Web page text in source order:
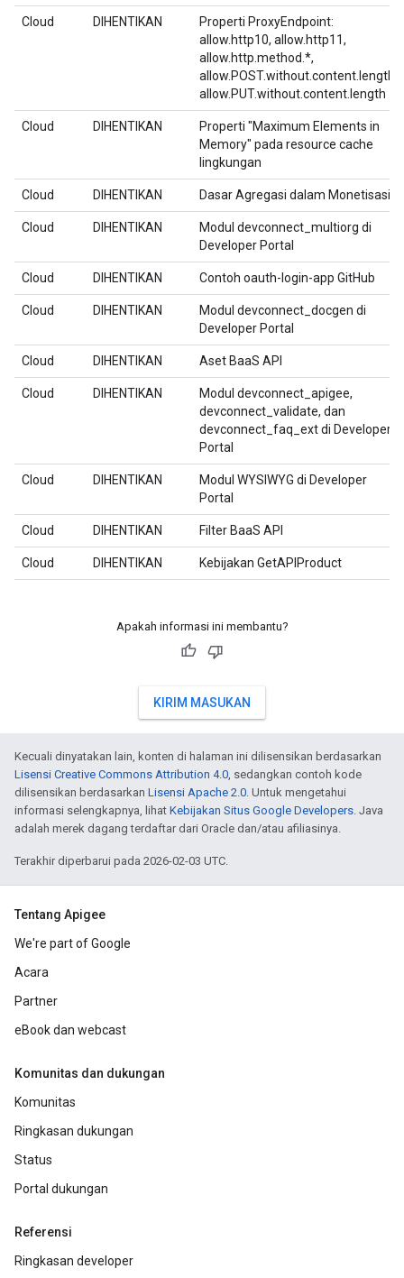
Cloud DIHENTIKAN
Properti ProxyEndpoint:
allow.http10, allow.http11,
allow.http.method.*,
allow.POST.without.content.length,
allow.PUT.without.content.length
Cloud DIHENTIKAN
Properti "Maximum Elements in
Memory" pada resource cache
lingkungan
Cloud DIHENTIKAN Dasar Agregasi dalam Monetisasi
Cloud DIHENTIKAN
Modul devconnect_multiorg di
Developer Portal
Cloud DIHENTIKAN Contoh oauth-login-app GitHub
Cloud DIHENTIKAN
Modul devconnect_docgen di
Developer Portal
Cloud DIHENTIKAN Aset BaaS API
Cloud DIHENTIKAN
Modul devconnect_apigee,
devconnect_validate, dan
devconnect_faq_ext di Developer
Portal
Cloud DIHENTIKAN
Modul WYSIWYG di Developer
Portal
Cloud DIHENTIKAN Filter BaaS API
Cloud DIHENTIKAN Kebijakan GetAPIProduct
Apakah informasi ini membantu?
KIRIM MASUKAN
Kecuali dinyatakan lain, konten di halaman ini dilisensikan berdasarkan
Lisensi Creative Commons Attribution 4.0, sedangkan contoh kode
dilisensikan berdasarkan Lisensi Apache 2.0. Untuk mengetahui
informasi selengkapnya, lihat Kebijakan Situs Google Developers. Java
adalah merek dagang terdaftar dari Oracle dan/atau afiliasinya.
Terakhir diperbarui pada 2026-02-03 UTC.
Tentang Apigee
We're part of Google
Acara
Partner
eBook dan webcast
Komunitas dan dukungan
Komunitas
Ringkasan dukungan
Status
Portal dukungan
Referensi
Ringkasan developer